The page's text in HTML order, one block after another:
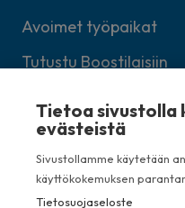
Avoimet työpaikat
Tutustu Boostilaisiin
Tietoa
evästeistä
Sivustollamme käytetään
käyttökokemuksen
Tietosuojaseloste